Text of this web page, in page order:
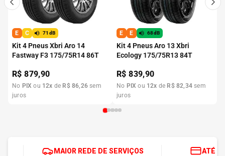
E C 71dB
Kit 4 Pneus Xbri Aro 14
Fastway F3 175/75R14 86T
R$879,90
No PIX ou 12x de R$ 86,26 sem
juros
E E 68dB
Kit 4 Pneus Aro 13 Xbri
Ecology 175/75R13 84T
R$839,90
No PIX ou 12x de R$ 82,34 sem
juros
MAIOR REDE DE SERVIÇOS ATÉ